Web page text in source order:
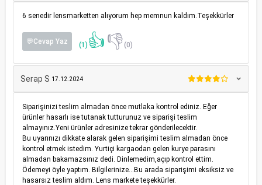
6 senedir lensmarketten alıyorum hep memnun kaldım.Teşekkürler
💬Cevap Yaz (1) 👍👎(0)
Serap S 17.12.2024
Siparişinizi teslim almadan önce mutlaka kontrol ediniz. Eğer
ürünler hasarlı ise tutanak tutturunuz ve siparişi teslim
almayınız.Yeni ürünler adresinize tekrar gönderilecektir.
Bu uyarınızı dikkate alarak gelen siparişimi teslim almadan önce
kontrol etmek istedim. Yurtiçi kargaodan gelen kurye parasını
almadan bakamazsınız dedi. Dinlemedim,açıp kontrol ettim.
Ödemeyi öyle yaptım. Bilgilerinize...Bu arada siparişimi eksiksiz ve
hasarsız teslim aldım. Lens markete teşekkürler.